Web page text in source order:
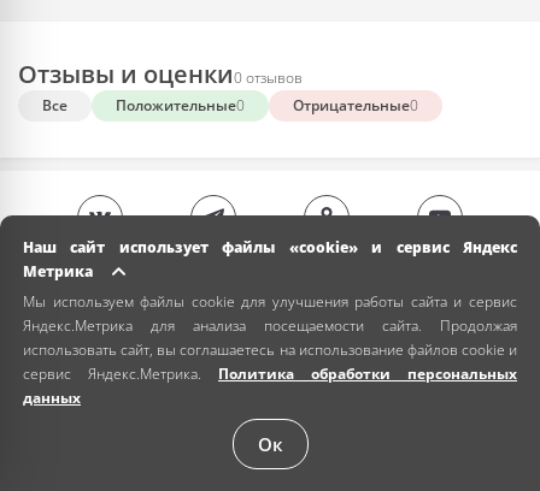
Отзывы и оценки0 отзывов
Все
Положительные0 Отрицательные0
Наш сайт использует файлы «cookie» и сервис Яндекс
Метрика
Мы используем файлы cookie для улучшения работы сайта и сервис
Яндекс.Метрика для анализа посещаемости сайта. Продолжая
использовать сайт, вы соглашаетесь на использование файлов cookie и
сервис Яндекс.Метрика. Политика обработки персональных
данных
Ок